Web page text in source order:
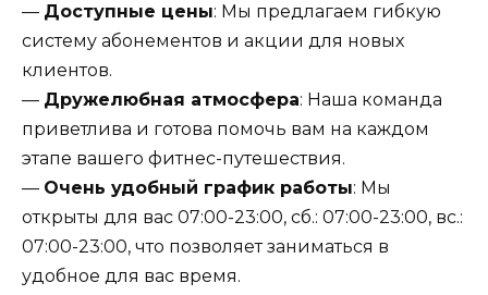
— Доступные цены: Мы предлагаем гибкую
систему абонементов и акции для новых
клиентов.
— Дружелюбная атмосфера: Наша команда
приветлива и готова помочь вам на каждом
этапе вашего фитнес-путешествия.
— Очень удобный график работы: Мы
открыты для вас 07:00-23:00, сб.: 07:00-23:00, вс.:
07:00-23:00, что позволяет заниматься в
удобное для вас время.